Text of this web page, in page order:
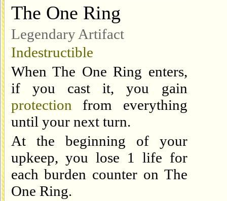
The One Ring
Legendary Artifact
Indestructible
When The One Ring enters,
if you cast it, you gain
protection from everything
until your next turn.
At the beginning of your
upkeep, you lose 1 life for
each burden counter on The
One Ring.